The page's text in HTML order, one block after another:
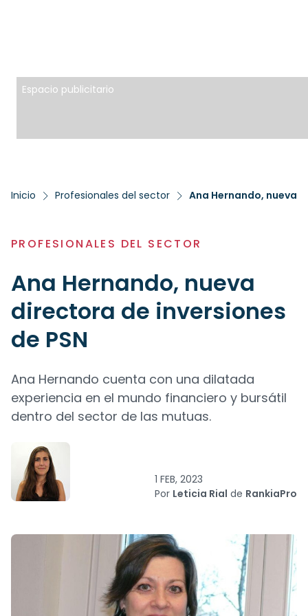
Espacio publicitario
Inicio Profesionales del sector Ana Hernando, nueva
PROFESIONALES DEL SECTOR
Ana Hernando, nueva
directora de inversiones
de PSN
Ana Hernando cuenta con una dilatada
experiencia en el mundo financiero y bursátil
dentro del sector de las mutuas.
1 FEB, 2023
Por Leticia Rial de RankiaPro